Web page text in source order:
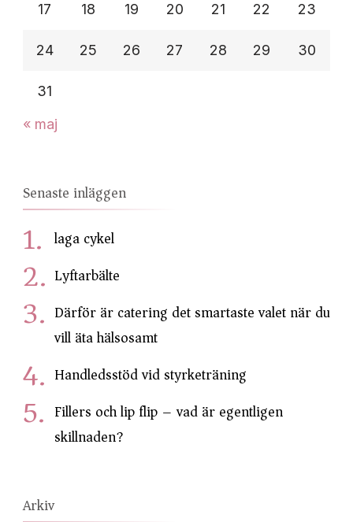
17 18 19 20 21 22 23
24 25 26 27 28 29 30
31
« maj
Senaste inläggen
laga cykel
Lyftarbälte
Därför är catering det smartaste valet när du
vill äta hälsosamt
Handledsstöd vid styrketräning
Fillers och lip flip – vad är egentligen
skillnaden?
Arkiv